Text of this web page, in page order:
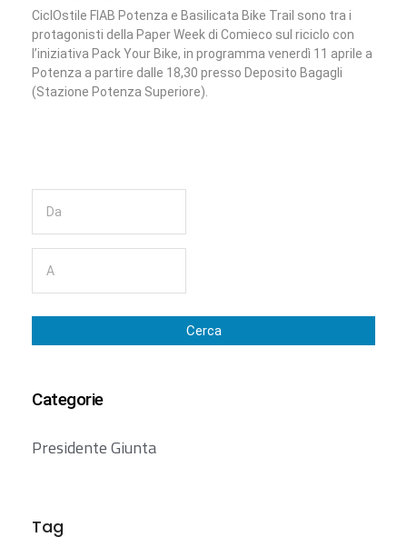
CiclOstile FIAB Potenza e Basilicata Bike Trail sono tra i
protagonisti della Paper Week di Comieco sul riciclo con
l’iniziativa Pack Your Bike, in programma venerdì 11 aprile a
Potenza a partire dalle 18,30 presso Deposito Bagagli
(Stazione Potenza Superiore).
Cerca
Categorie
Presidente Giunta
Tag